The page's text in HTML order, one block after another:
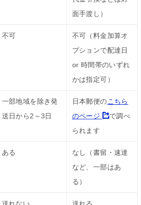
面手渡し）
不可
不可（料金加算オ
プションで配達日
or 時間帯のいずれ
かは指定可）
一部地域を除き発
送日から2～3日
日本郵便のこちら
のページ
で調べ
られます
ある
なし（書留・速達
など、一部はあ
る）